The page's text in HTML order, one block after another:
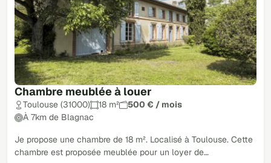
Chambre meublée à louer
Toulouse (31000) 18 m²
500 € / mois
À 7km de Blagnac
Je propose une chambre de 18 m². Localisé à Toulouse. Cette
chambre est proposée meublée pour un loyer de…